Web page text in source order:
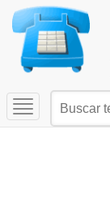
Toggle
navigation